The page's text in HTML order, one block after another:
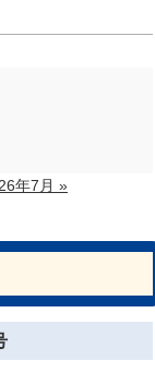
年7月 »